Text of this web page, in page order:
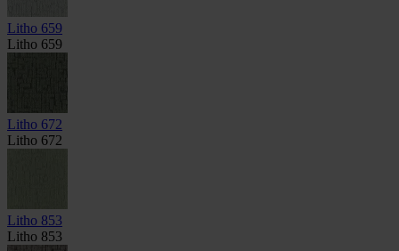
Litho 659
Litho 659
Litho 672
Litho 672
Litho 853
Litho 853